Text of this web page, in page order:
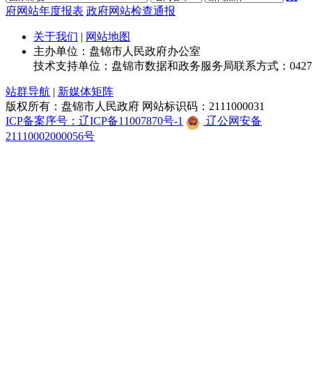
府网站年度报表 政府网站检查通报
关于我们
网站地图
主办单位：盘锦市人民政府办公室
技术支持单位：盘锦市数据和政务服务局联系方式：
站群导航
新媒体矩阵
版权所有：盘锦市人民政府 网站标识码：2111000031
ICP备案序号：辽ICP备11007870号-1
辽公网安备
21110002000056号